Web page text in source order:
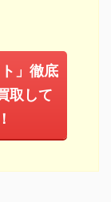
」徹底
取して